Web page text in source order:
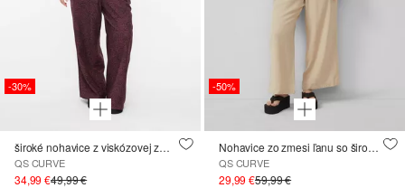
-30%
široké nohavice z viskózovej zmesi
QS CURVE
34,99 €49,99 €
-50%
Nohavice zo zmesi ľanu so širokými nohavicami
QS CURVE
29,99 €59,99 €